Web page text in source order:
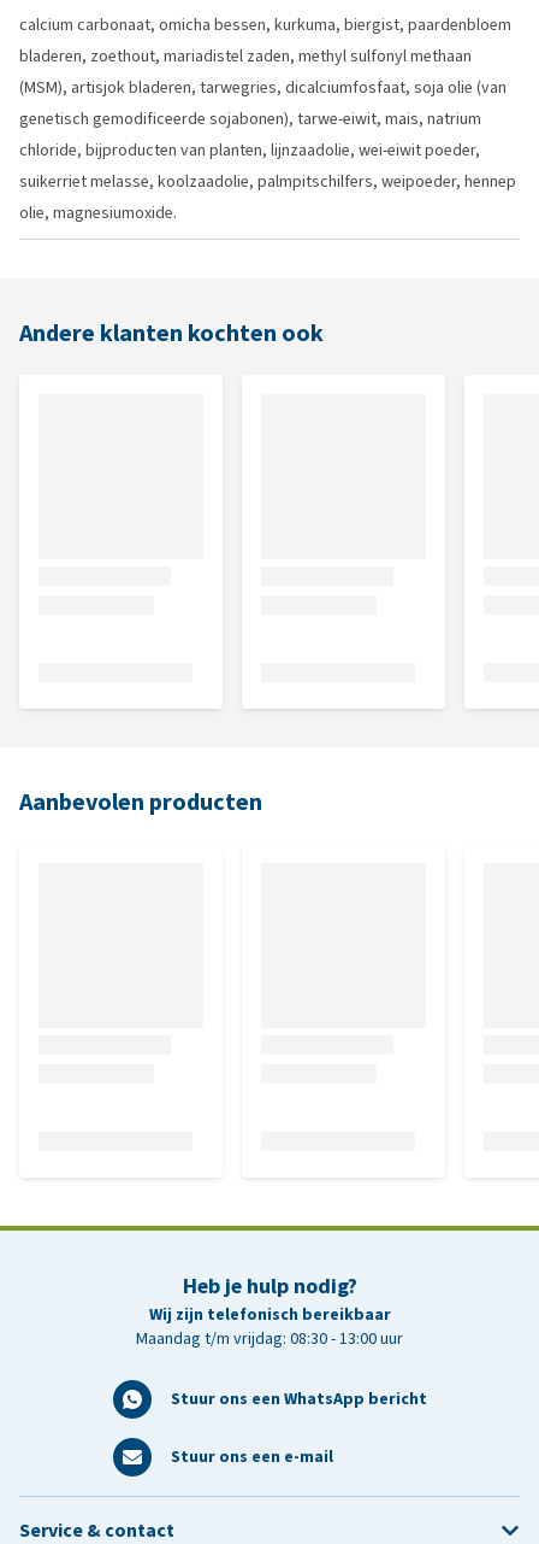
calcium carbonaat, omicha bessen, kurkuma, biergist, paardenbloem
bladeren, zoethout, mariadistel zaden, methyl sulfonyl methaan
(MSM), artisjok bladeren, tarwegries, dicalciumfosfaat, soja olie (van
genetisch gemodificeerde sojabonen), tarwe-eiwit, mais, natrium
chloride, bijproducten van planten, lijnzaadolie, wei-eiwit poeder,
suikerriet melasse, koolzaadolie, palmpitschilfers, weipoeder, hennep
olie, magnesiumoxide.
Andere klanten kochten ook
Aanbevolen producten
Heb je hulp nodig?
Wij zijn telefonisch bereikbaar
Maandag t/m vrijdag: 08:30 - 13:00 uur
Stuur ons een WhatsApp bericht
Stuur ons een e-mail
Service & contact